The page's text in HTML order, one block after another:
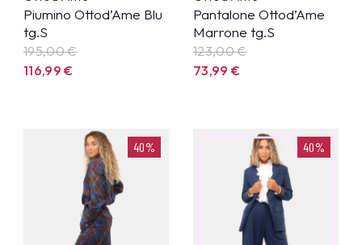
Piumino Ottod’Ame Blu
tg.S
195,00 €
116,99€
Pantalone Ottod’Ame
Marrone tg.S
123,00 €
73,99€
40% 40%